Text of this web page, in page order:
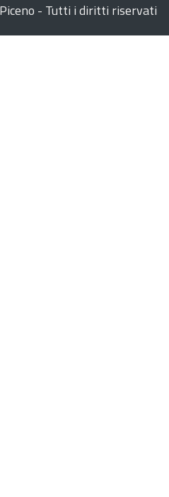
- Tutti i diritti riservati